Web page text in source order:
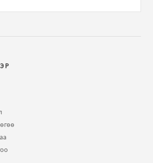
бол орчин үед холын хол хэмээх
болж..